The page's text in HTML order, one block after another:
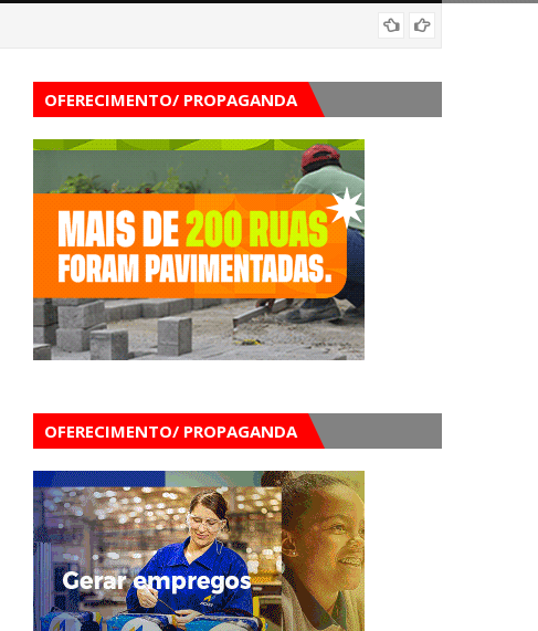
OFERECIMENTO/ PROPAGANDA
OFERECIMENTO/ PROPAGANDA